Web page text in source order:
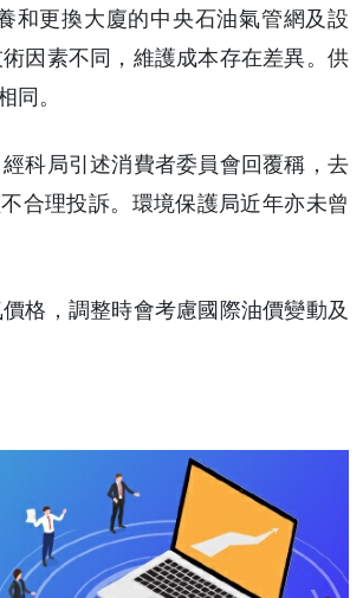
和更換大廈的中央石油氣管網及設
因素不同，維護成本存在差異。供
同。
科局引述消費者委員會回覆稱，去
合理投訴。環境保護局近年亦未曾
格，調整時會考慮國際油價變動及